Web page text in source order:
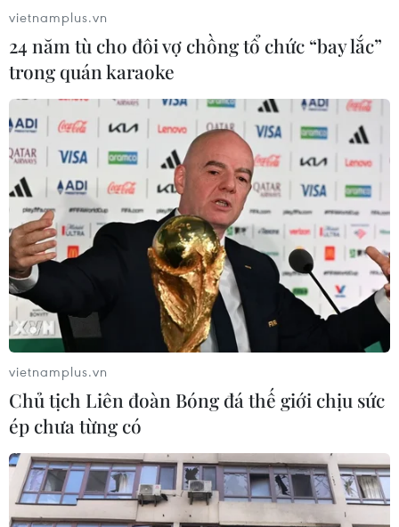
vietnamplus.vn
24 năm tù cho đôi vợ chồng tổ chức “bay lắc”
trong quán karaoke
vietnamplus.vn
Chủ tịch Liên đoàn Bóng đá thế giới chịu sức
ép chưa từng có